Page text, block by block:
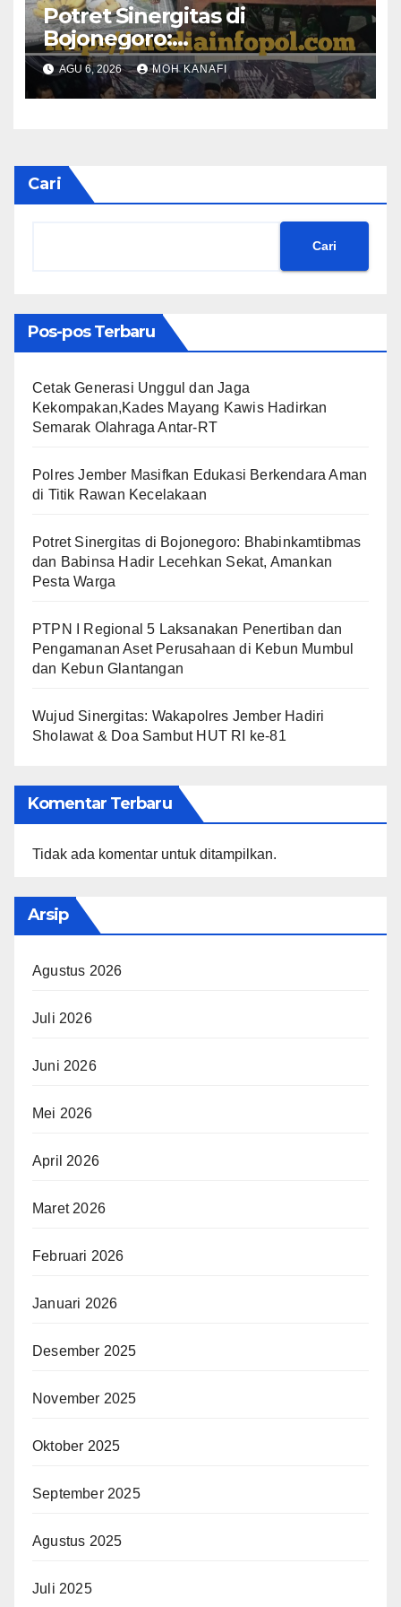
​Potret Sinergitas di
Bojonegoro:
Bhabinkamtibmas dan
Babinsa Hadir Lecehkan
Sekat, Amankan Pesta Warga
AGU 6, 2026 MOH KANAFI
Cari
Cari
Pos-pos Terbaru
Cetak Generasi Unggul dan Jaga
Kekompakan,Kades Mayang Kawis Hadirkan
Semarak Olahraga Antar-RT
Polres Jember Masifkan Edukasi Berkendara Aman
di Titik Rawan Kecelakaan
​Potret Sinergitas di Bojonegoro: Bhabinkamtibmas
dan Babinsa Hadir Lecehkan Sekat, Amankan
Pesta Warga
PTPN I Regional 5 Laksanakan Penertiban dan
Pengamanan Aset Perusahaan di Kebun Mumbul
dan Kebun Glantangan
Wujud Sinergitas: Wakapolres Jember Hadiri
Sholawat & Doa Sambut HUT RI ke-81
Komentar Terbaru
Tidak ada komentar untuk ditampilkan.
Arsip
Agustus 2026
Juli 2026
Juni 2026
Mei 2026
April 2026
Maret 2026
Februari 2026
Januari 2026
Desember 2025
November 2025
Oktober 2025
September 2025
Agustus 2025
Juli 2025